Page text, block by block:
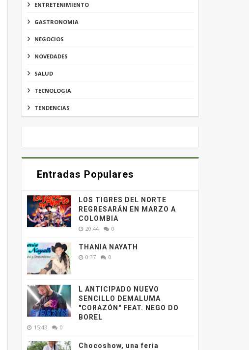
ENTRETENIMIENTO
GASTRONOMIA
NEGOCIOS
NOVEDADES
SALUD
TECNOLOGIA
TENDENCIAS
Entradas Populares
LOS TIGRES DEL NORTE
REGRESARÁN EN MARZO A
COLOMBIA
20:44 0
THANIA NAYATH
0:37 0
L ANTICIPADO NUEVO
SENCILLO DEMALUMA
"CORAZÓN" FEAT. NEGO DO
BOREL
15:43 0
Chocoshow, una feria